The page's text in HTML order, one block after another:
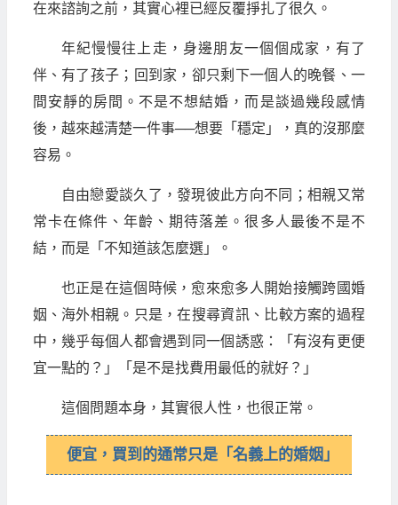
在來諮詢之前，其實心裡已經反覆掙扎了很久。
年紀慢慢往上走，身邊朋友一個個成家，有了
伴、有了孩子；回到家，卻只剩下一個人的晚餐、一
間安靜的房間。不是不想結婚，而是談過幾段感情
後，越來越清楚一件事──想要「穩定」，真的沒那麼
容易。
自由戀愛談久了，發現彼此方向不同；相親又常
常卡在條件、年齡、期待落差。很多人最後不是不
結，而是「不知道該怎麼選」。
也正是在這個時候，愈來愈多人開始接觸跨國婚
姻、海外相親。只是，在搜尋資訊、比較方案的過程
中，幾乎每個人都會遇到同一個誘惑：「有沒有更便
宜一點的？」「是不是找費用最低的就好？」
這個問題本身，其實很人性，也很正常。
便宜，買到的通常只是「名義上的婚姻」